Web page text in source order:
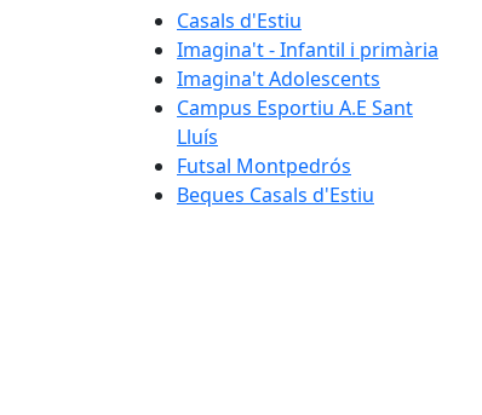
Casals d'Estiu
Imagina't - Infantil i primària
Imagina't Adolescents
Campus Esportiu A.E Sant
Lluís
Futsal Montpedrós
Beques Casals d'Estiu